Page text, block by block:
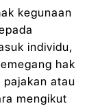
kegunaan
individu,
hak
atau
mengikut